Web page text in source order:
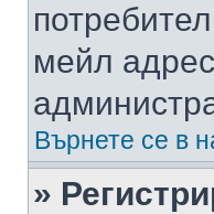
мейл
Върнете се в
»